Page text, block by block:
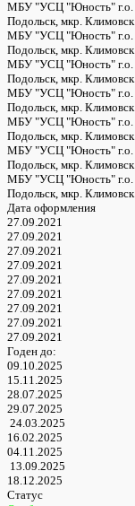
МБУ "УСЦ "Юность" г.о.
Подольск, мкр. Климовск
МБУ "УСЦ "Юность" г.о.
Подольск, мкр. Климовск
МБУ "УСЦ "Юность" г.о.
Подольск, мкр. Климовск
МБУ "УСЦ "Юность" г.о.
Подольск, мкр. Климовск
МБУ "УСЦ "Юность" г.о.
Подольск, мкр. Климовск
МБУ "УСЦ "Юность" г.о.
Подольск, мкр. Климовск
МБУ "УСЦ "Юность" г.о.
Подольск, мкр. Климовск
Дата оформления
27.09.2021
27.09.2021
27.09.2021
27.09.2021
27.09.2021
27.09.2021
27.09.2021
27.09.2021
27.09.2021
Годен до:
09.10.2025
15.11.2025
28.07.2025
29.07.2025
24.03.2025
16.02.2025
04.11.2025
13.09.2025
18.12.2025
Статус